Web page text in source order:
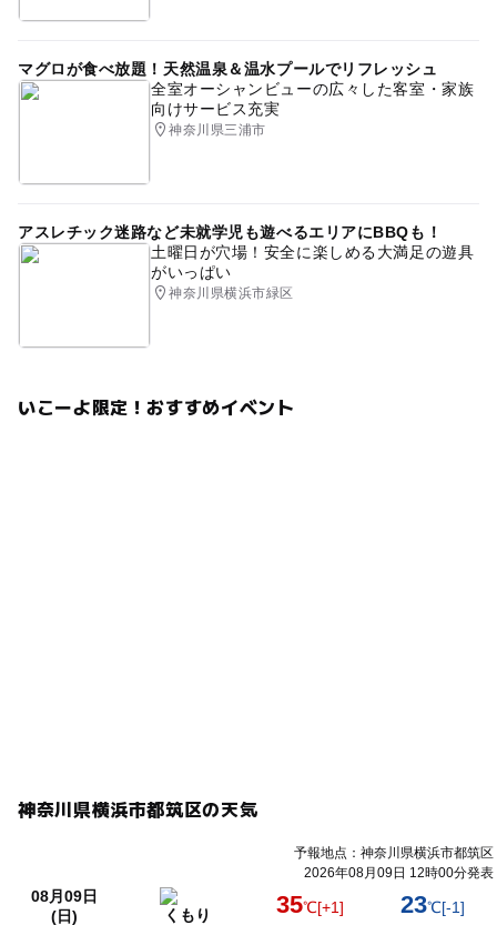
マグロが食べ放題！天然温泉＆温水プールでリフレッシュ
全室オーシャンビューの広々した客室・家族
向けサービス充実
神奈川県三浦市
アスレチック迷路など未就学児も遊べるエリアにBBQも！
土曜日が穴場！安全に楽しめる大満足の遊具
がいっぱい
神奈川県横浜市緑区
いこーよ限定！おすすめイベント
神奈川県横浜市都筑区の天気
予報地点：神奈川県横浜市都筑区
2026年08月09日 12時00分発表
08月09日
(日)
くもり 35℃[+1] 23℃[-1]